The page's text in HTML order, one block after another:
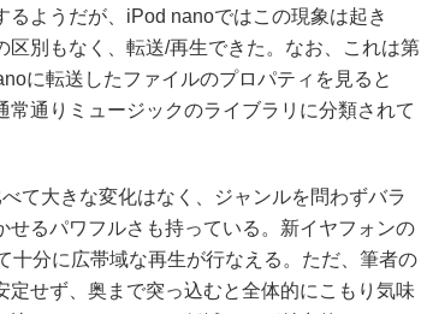
るようだが、iPod nanoではこの現象は起き
区別もなく、転送/再生できた。なお、これは第
に転送したファイルのプロパティを見ると
常通りミュージックのライブラリに分類されて
て大きな変化はなく、ジャンルを問わずバラ
せるパワフルさも持っている。新イヤフォンの
十分に広帯域な再生が行なえる。ただ、筆者の
せず、奥まで突っ込むと全体的にこもり気味